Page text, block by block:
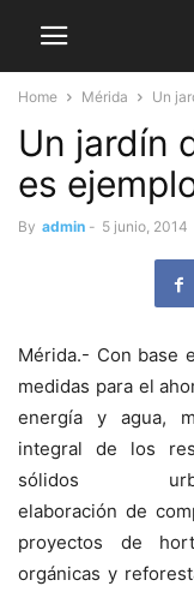
Home Mérida Un
Un jardín
es
By admin - 5 junio, 2014
Mérida.- Con base
medidas para el
energía y agua,
integral de los
sólidos
elaboración de
proyectos de
orgánicas y